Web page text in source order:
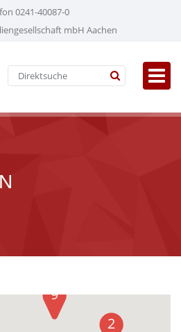
0241-40087-0
mbH Aachen
9
2